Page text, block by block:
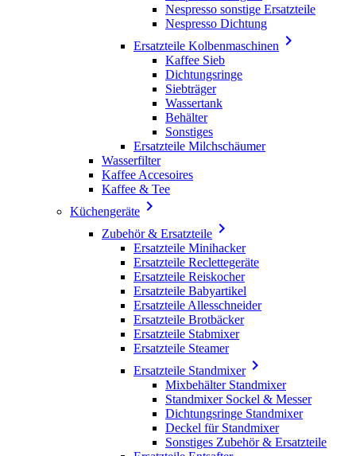
Nespresso sonstige Ersatzteile
Nespresso Dichtung
Ersatzteile Kolbenmaschinen 
Kaffee Sieb
Dichtungsringe
Siebträger
Wassertank
Behälter
Sonstiges
Ersatzteile Milchschäumer
Wasserfilter
Kaffee Accesoires
Kaffee & Tee
Küchengeräte 
Zubehör & Ersatzteile 
Ersatzteile Minihacker
Ersatzteile Reclettegeräte
Ersatzteile Reiskocher
Ersatzteile Babyartikel
Ersatzteile Allesschneider
Ersatzteile Brotbäcker
Ersatzteile Stabmixer
Ersatzteile Steamer
Ersatzteile Standmixer
Mixbehälter Standmixer
Standmixer Sockel & Messer
Dichtungsringe Standmixer
Deckel für Standmixer
Sonstiges Zubehör & Ersatzteile